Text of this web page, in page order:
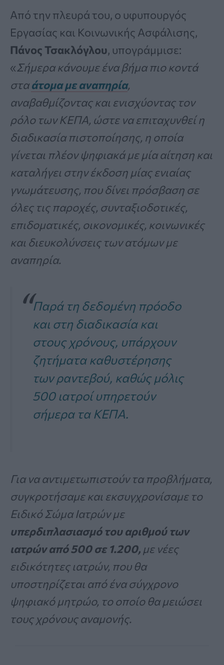
Από την πλευρά του, ο υφυπουργός
Εργασίας και Κοινωνικής Ασφάλισης,
Πάνος Τσακλόγλου, υπογράμμισε:
«Σήμερα κάνουμε ένα βήμα πιο κοντά
σταάτομα με αναπηρία,
αναβαθμίζοντας και ενισχύοντας τον
ρόλο των ΚΕΠΑ, ώστε να επιταχυνθεί η
διαδικασία πιστοποίησης, η οποία
γίνεται πλέον ψηφιακά με μία αίτηση και
καταλήγει στην έκδοση μίας ενιαίας
γνωμάτευσης, που δίνει πρόσβαση σε
όλες τις παροχές, συνταξιοδοτικές,
επιδοματικές, οικονομικές, κοινωνικές
και διευκολύνσεις των ατόμων με
αναπηρία.
Παρά τη δεδομένη πρόοδο
και στη διαδικασία και
στους χρόνους, υπάρχουν
ζητήματα καθυστέρησης
των ραντεβού, καθώς μόλις
500 ιατροί υπηρετούν
σήμερα τα ΚΕΠΑ.
Για να αντιμετωπιστούν τα προβλήματα,
συγκροτήσαμε και εκσυγχρονίσαμε το
Ειδικό Σώμα Ιατρών με
υπερδιπλασιασμό του αριθμού των
ιατρών από 500 σε 1.200, με νέες
ειδικότητες ιατρών, που θα
υποστηρίζεται από ένα σύγχρονο
ψηφιακό μητρώο, το οποίο θα μειώσει
τους χρόνους αναμονής.